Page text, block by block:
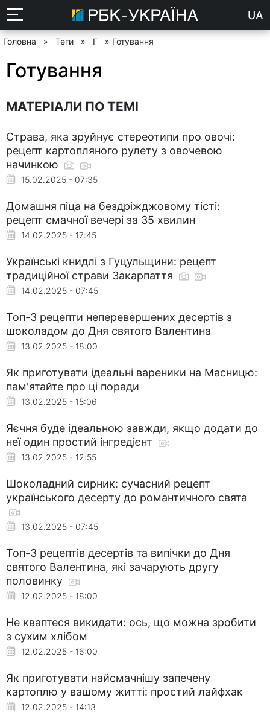
UA
Головна » Теги » Г » Готування
Готування
МАТЕРІАЛИ ПО ТЕМІ
Страва, яка зруйнує стереотипи про овочі:
рецепт картопляного рулету з овочевою
начинкою
15.02.2025 - 07:35
Домашня піца на бездріжджовому тісті:
рецепт смачної вечері за 35 хвилин
14.02.2025 - 17:45
Українські книдлі з Гуцульщини: рецепт
традиційної страви Закарпаття
14.02.2025 - 07:45
Топ-3 рецепти неперевершених десертів з
шоколадом до Дня святого Валентина
13.02.2025 - 18:00
Як приготувати ідеальні вареники на Масницю:
пам'ятайте про ці поради
13.02.2025 - 15:06
Яєчня буде ідеальною завжди, якщо додати до
неї один простий інгредієнт
13.02.2025 - 12:55
Шоколадний сирник: сучасний рецепт
українського десерту до романтичного свята
13.02.2025 - 07:45
Топ-3 рецептів десертів та випічки до Дня
святого Валентина, які зачарують другу
половинку
12.02.2025 - 18:00
Не кваптеся викидати: ось, що можна зробити
з сухим хлібом
12.02.2025 - 16:00
Як приготувати найсмачнішу запечену
картоплю у вашому житті: простий лайфхак
12.02.2025 - 14:13